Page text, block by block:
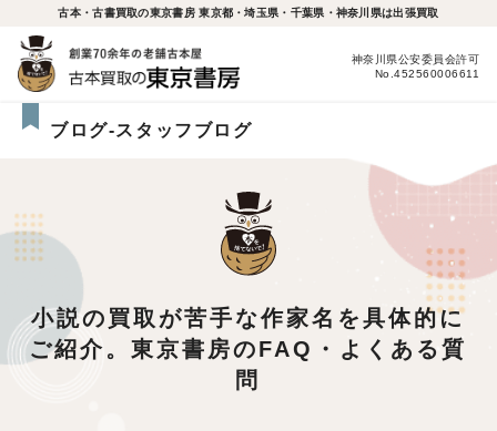
古本・古書買取の東京書房 東京都・埼玉県・千葉県・神奈川県は出張買取
神奈川県公安委員会許可
No.452560006611
ブログ-スタッフブログ
小説の買取が苦手な作家名を具体的に
ご紹介。東京書房のFAQ・よくある質
問